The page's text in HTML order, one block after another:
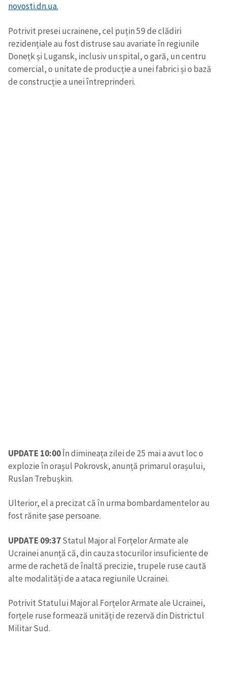
novosti.dn.ua.
Potrivit presei ucrainene, cel puțin 59 de clădiri
rezidențiale au fost distruse sau avariate în regiunile
Donețk și Lugansk, inclusiv un spital, o gară, un centru
comercial, o unitate de producție a unei fabrici și o bază
de construcție a unei întreprinderi.
UPDATE 10:00În dimineața zilei de 25 mai a avut loc o
explozie în orașul Pokrovsk, anunță primarul orașului,
Ruslan Trebușkin.
Ulterior, el a precizat că în urma bombardamentelor au
fost rănite șase persoane.
UPDATE 09:37Statul Major al Forțelor Armate ale
Ucrainei anunță că, din cauza stocurilor insuficiente de
arme de rachetă de înaltă precizie, trupele ruse caută
alte modalități de a ataca regiunile Ucrainei.
Potrivit Statului Major al Forțelor Armate ale Ucrainei,
forțele ruse formează unități de rezervă din Districtul
Militar Sud.